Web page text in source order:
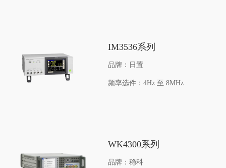
IM3536系列
品牌：日置
频率选件：4Hz 至 8MHz
WK4300系列
品牌：稳科